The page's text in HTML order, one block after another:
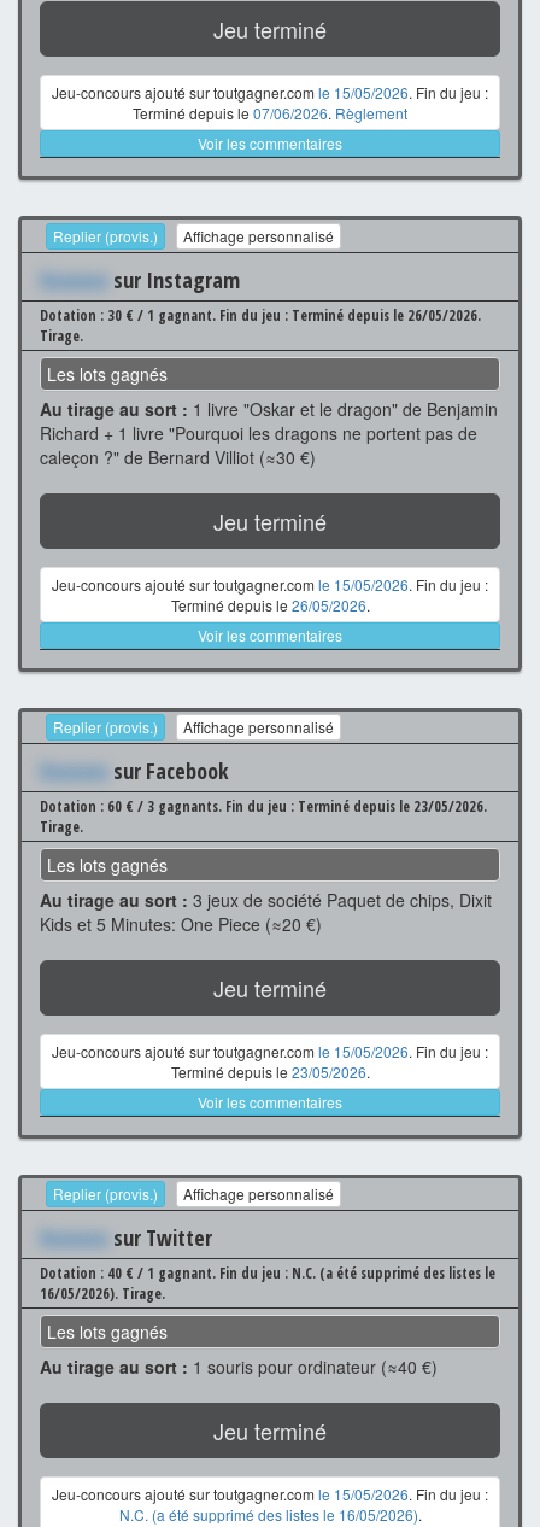
Jeu terminé
Jeu-concours ajouté sur toutgagner.com le 15/05/2026. Fin du jeu :
Terminé depuis le 07/06/2026. Règlement
Voir les commentaires
Replier (provis.) Affichage personnalisé
Xxxxxxx sur Instagram
Dotation : 30 € / 1 gagnant. Fin du jeu : Terminé depuis le 26/05/2026.
Tirage.
Les lots gagnés
Au tirage au sort : 1 livre "Oskar et le dragon" de Benjamin
Richard + 1 livre "Pourquoi les dragons ne portent pas de
caleçon ?" de Bernard Villiot (≈30 €)
Jeu terminé
Jeu-concours ajouté sur toutgagner.com le 15/05/2026. Fin du jeu :
Terminé depuis le 26/05/2026.
Voir les commentaires
Replier (provis.) Affichage personnalisé
Xxxxxxx sur Facebook
Dotation : 60 € / 3 gagnants. Fin du jeu : Terminé depuis le 23/05/2026.
Tirage.
Les lots gagnés
Au tirage au sort : 3 jeux de société Paquet de chips, Dixit
Kids et 5 Minutes: One Piece (≈20 €)
Jeu terminé
Jeu-concours ajouté sur toutgagner.com le 15/05/2026. Fin du jeu :
Terminé depuis le 23/05/2026.
Voir les commentaires
Replier (provis.) Affichage personnalisé
Xxxxxxx sur Twitter
Dotation : 40 € / 1 gagnant. Fin du jeu : N.C. (a été supprimé des listes le
16/05/2026). Tirage.
Les lots gagnés
Au tirage au sort : 1 souris pour ordinateur (≈40 €)
Jeu terminé
Jeu-concours ajouté sur toutgagner.com le 15/05/2026. Fin du jeu :
N.C. (a été supprimé des listes le 16/05/2026).